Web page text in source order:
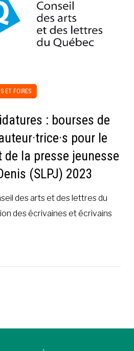
ET FOIRES
: bourses de
pour le
de la presse jeunesse
(SLPJ) 2023
des arts et des lettres du
des écrivaines et écrivains